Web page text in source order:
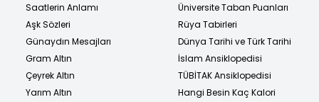
Saatlerin Anlamı
Aşk Sözleri
Günaydın Mesajları
Gram Altın
Çeyrek Altın
Yarım Altın
Üniversite Taban Puanları
Rüya Tabirleri
Dünya Tarihi ve Türk Tarihi
İslam Ansiklopedisi
TÜBİTAK Ansiklopedisi
Hangi Besin Kaç Kalori